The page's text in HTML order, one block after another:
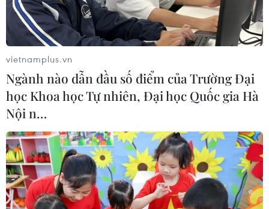
vietnamplus.vn
Ngành nào dẫn đầu số điểm của Trường Đại
học Khoa học Tự nhiên, Đại học Quốc gia Hà
Nội n…